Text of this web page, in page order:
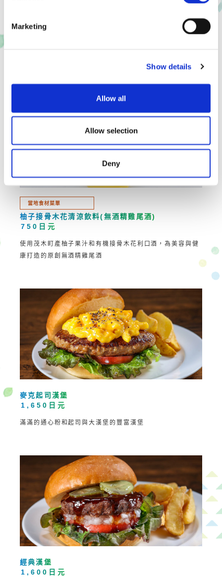
Marketing
Show details
Allow all
Allow selection
Deny
當地食材菜單
使用茂木町產藍莓果醬的醬汁一起享用的鬆餅
當地食材菜單
柚子接骨木花清涼飲料(無酒精雞尾酒)
750日元
使用茂木町產柚子果汁和有機接骨木花利口酒，為美容與健
康打造的原創無酒精雞尾酒
麥克起司漢堡
1,650日元
滿滿的通心粉和起司與大漢堡的豐富漢堡
經典漢堡
1,600日元